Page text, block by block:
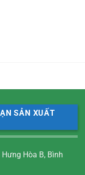
SẢN XUẤT
Hòa B, Bình